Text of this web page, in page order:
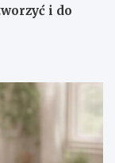
i do